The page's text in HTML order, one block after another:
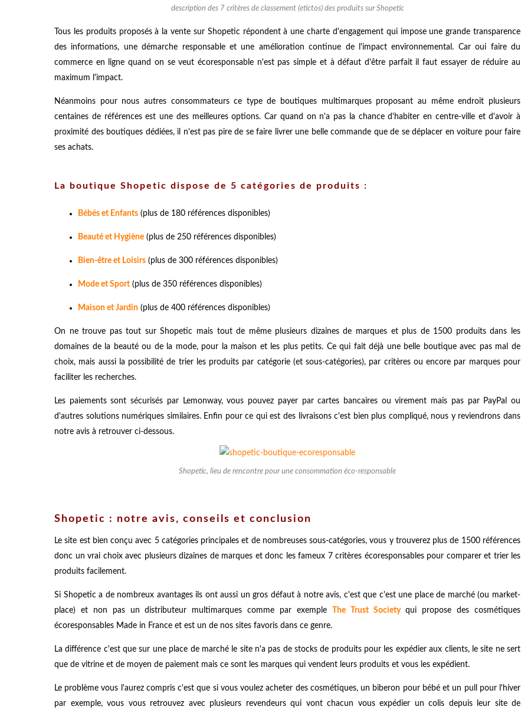
description des 7 critères de classement (etictos) des produits sur Shopetic
Tous les produits proposés à la vente sur Shopetic répondent à une charte d'engagement qui impose une grande transparence
des informations, une démarche responsable et une amélioration continue de l'impact environnemental. Car oui faire du
commerce en ligne quand on se veut écoresponsable n'est pas simple et à défaut d'être parfait il faut essayer de réduire au
maximum l'impact.
Néanmoins pour nous autres consommateurs ce type de boutiques multimarques proposant au même endroit plusieurs
centaines de références est une des meilleures options. Car quand on n'a pas la chance d'habiter en centre-ville et d'avoir à
proximité des boutiques dédiées, il n'est pas pire de se faire livrer une belle commande que de se déplacer en voiture pour faire
ses achats.
La boutique Shopetic dispose de 5 catégories de produits :
Bébés et Enfants (plus de 180 références disponibles)
Beauté et Hygiène (plus de 250 références disponibles)
Bien-être et Loisirs (plus de 300 références disponibles)
Mode et Sport (plus de 350 références disponibles)
Maison et Jardin (plus de 400 références disponibles)
On ne trouve pas tout sur Shopetic mais tout de même plusieurs dizaines de marques et plus de 1500 produits dans les
domaines de la beauté ou de la mode, pour la maison et les plus petits. Ce qui fait déjà une belle boutique avec pas mal de
choix, mais aussi la possibilité de trier les produits par catégorie (et sous-catégories), par critères ou encore par marques pour
faciliter les recherches.
Les paiements sont sécurisés par Lemonway, vous pouvez payer par cartes bancaires ou virement mais pas par PayPal ou
d'autres solutions numériques similaires. Enfin pour ce qui est des livraisons c'est bien plus compliqué, nous y reviendrons dans
notre avis à retrouver ci-dessous.
Shopetic, lieu de rencontre pour une consommation éco-responsable
Shopetic : notre avis, conseils et conclusion
Le site est bien conçu avec 5 catégories principales et de nombreuses sous-catégories, vous y trouverez plus de 1500 références
donc un vrai choix avec plusieurs dizaines de marques et donc les fameux 7 critères écoresponsables pour comparer et trier les
produits facilement.
Si Shopetic a de nombreux avantages ils ont aussi un gros défaut à notre avis, c'est que c'est une place de marché (ou market-
place) et non pas un distributeur multimarques comme par exemple
The Trust Societyqui propose des cosmétiques
écoresponsables Made in France et est un de nos sites favoris dans ce genre.
La différence c'est que sur une place de marché le site n'a pas de stocks de produits pour les expédier aux clients, le site ne sert
que de vitrine et de moyen de paiement mais ce sont les marques qui vendent leurs produits et vous les expédient.
Le problème vous l'aurez compris c'est que si vous voulez acheter des cosmétiques, un biberon pour bébé et un pull pour l'hiver
par exemple, vous vous retrouvez avec plusieurs revendeurs qui vont chacun vous expédier un colis depuis leur site de